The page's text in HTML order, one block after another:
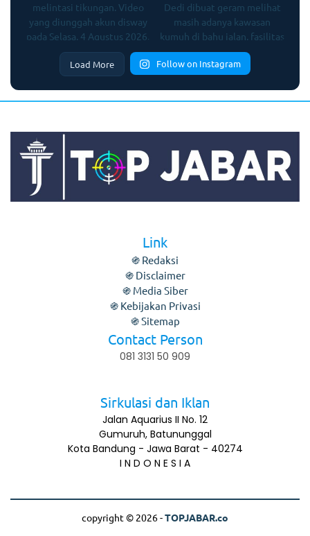
Load More Follow on Instagram
Link
֍ Redaksi
֍ Disclaimer
֍ Media Siber
֍ Kebijakan Privasi
֍ Sitemap
Contact Person
081 3131 50 909
Sirkulasi dan Iklan
Jalan Aquarius II No. 12
Gumuruh, Batununggal
Kota Bandung - Jawa Barat - 40274
I N D O N E S I A
copyright © 2026 -TOPJABAR.co